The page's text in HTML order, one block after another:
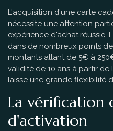
L'acquisition d'une carte
nécessite une attention
expérience d'achat réussie.
dans de nombreux points
montants allant de 5€ à
validité de 10 ans à partir
laisse une grande flexibilité
La vérification
d'activation